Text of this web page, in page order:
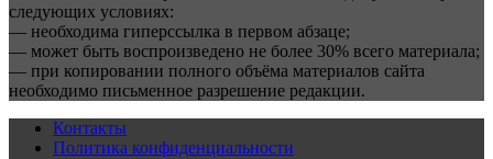
следующих условиях:
— необходима гиперссылка в первом абзаце;
— может быть воспроизведено не более 30% всего материала;
— при копировании полного объёма материалов сайта
необходимо письменное разрешение редакции.
Контакты
Политика конфиденциальности